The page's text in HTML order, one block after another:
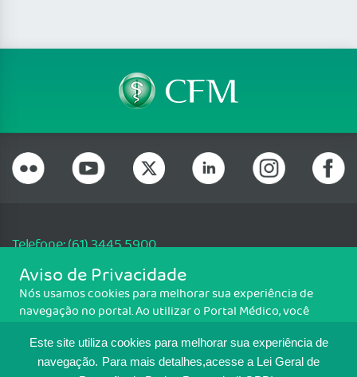
Este site utiliza cookies para melhorar sua experiência de
navegação. Para mais detalhes,acesse a Lei Geral de
Telefone: (61) 3445 5900
Email: cfm@portalmedico.org.br
SGAS 616, Conjunto D, Lote 115, L2 Sul, Brasília/DF - CEP: 70200-760 -
CNPJ: 33.583.550/0001-30
MAPA DO SITE
Aviso de Privacidade
Nós usamos cookies para melhorar sua experiência de
navegação no portal. Ao utilizar o Portal Médico, você
Para ter mais informações sobre como isso é feito, acesse
Política de cookies. Se você concorda, clique em ACEITO.